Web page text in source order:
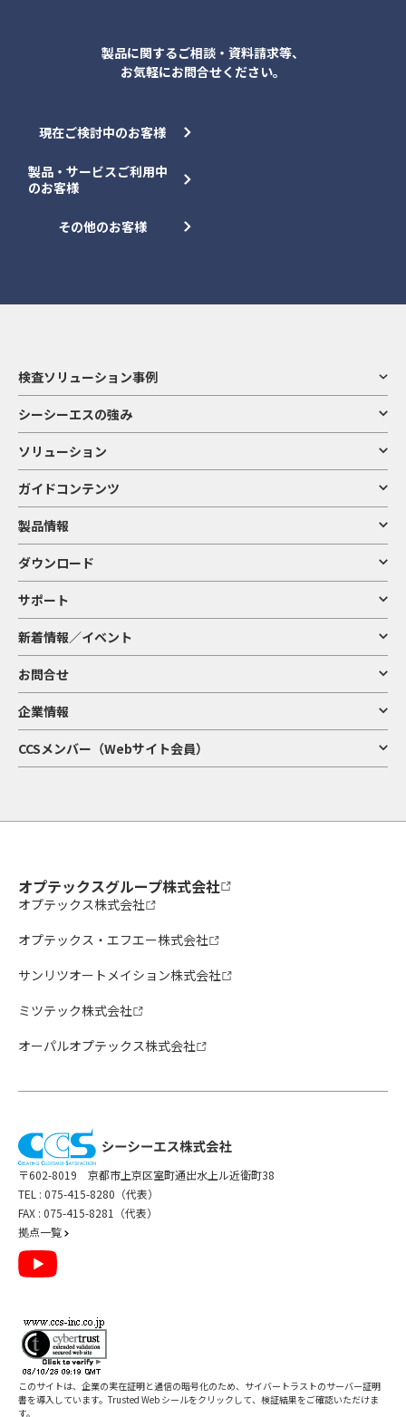
製品に関するご相談・資料請求等、
お気軽にお問合せください。
現在ご検討中のお客様
製品・サービスご利用中
のお客様
その他のお客様
検査ソリューション事例
シーシーエスの強み
ソリューション
ガイドコンテンツ
製品情報
ダウンロード
サポート
新着情報／イベント
お問合せ
企業情報
CCSメンバー（Webサイト会員）
オプテックスグループ株式会社
オプテックス株式会社
オプテックス・エフエー株式会社
サンリツオートメイション株式会社
ミツテック株式会社
オーパルオプテックス株式会社
〒602-8019 京都市上京区室町通出水上ル近衛町38
TEL : 075-415-8280（代表）
FAX : 075-415-8281（代表）
拠点一覧
このサイトは、企業の実在証明と通信の暗号化のため、サイバートラストのサーバー証明
書を導入しています。Trusted Web シールをクリックして、検証結果をご確認いただけま
す。